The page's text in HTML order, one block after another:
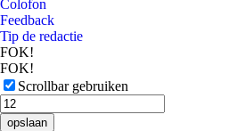
Colofon
Feedback
Tip de redactie
FOK!
FOK!
Scrollbar gebruiken
opslaan